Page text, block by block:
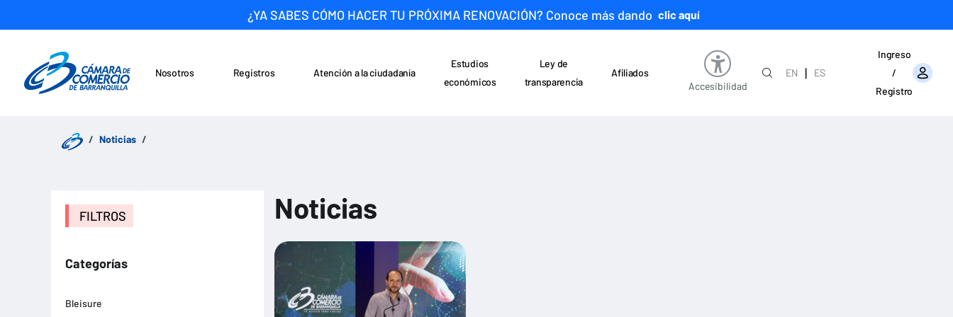
¿YA SABES CÓMO HACER TU PRÓXIMA RENOVACIÓN? Conoce más dando clic aquí
Nosotros Registros
Atención a la ciudadanía
Estudios
económicos
Ley de
transparencia
Afiliados
Accesibilidad
EN |
ES
Ingreso
/
Registro
Noticias
FILTROS
Categorías
Bleisure
Noticias